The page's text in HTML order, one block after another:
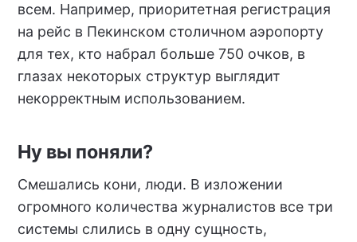
всем. Например, приоритетная регистрация
на рейс в Пекинском столичном аэропорту
для тех, кто набрал больше 750 очков, в
глазах некоторых структур выглядит
некорректным использованием.
Ну вы поняли?
Смешались кони, люди. В изложении
огромного количества журналистов все три
системы слились в одну сущность,